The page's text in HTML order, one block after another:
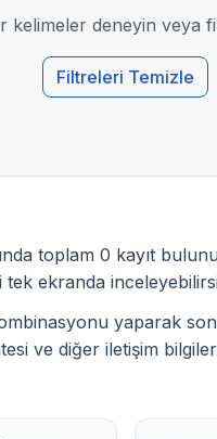
kelimeler deneyin veya
Filtreleri Temizle
toplam 0 kayıt
ekranda
yaparak
ve diğer iletişim